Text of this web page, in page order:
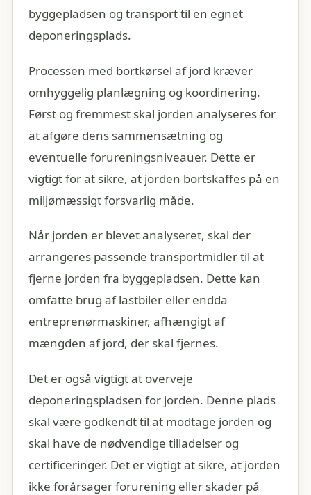
byggepladsen og transport til en egnet
deponeringsplads.
Processen med bortkørsel af jord kræver
omhyggelig planlægning og koordinering.
Først og fremmest skal jorden analyseres for
at afgøre dens sammensætning og
eventuelle forureningsniveauer. Dette er
vigtigt for at sikre, at jorden bortskaffes på en
miljømæssigt forsvarlig måde.
Når jorden er blevet analyseret, skal der
arrangeres passende transportmidler til at
fjerne jorden fra byggepladsen. Dette kan
omfatte brug af lastbiler eller endda
entreprenørmaskiner, afhængigt af
mængden af jord, der skal fjernes.
Det er også vigtigt at overveje
deponeringspladsen for jorden. Denne plads
skal være godkendt til at modtage jorden og
skal have de nødvendige tilladelser og
certificeringer. Det er vigtigt at sikre, at jorden
ikke forårsager forurening eller skader på